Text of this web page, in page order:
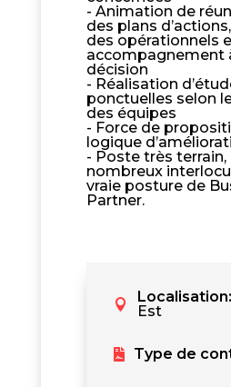
- Animation de
des plans
des opérationnels
accompagnement
décision
- Réalisation
ponctuelles selon
des équipes
- Force de
logique
- Poste très terrain,
nombreux
vraie posture de
Partner.
Localisation:
Est
Type de